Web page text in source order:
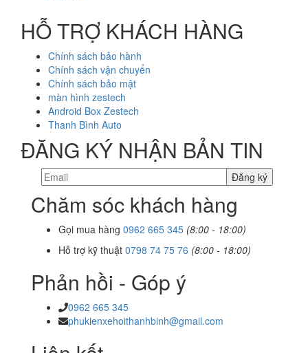
HỖ TRỢ KHÁCH HÀNG
Chính sách bảo hành
Chính sách vận chuyển
Chính sách bảo mật
màn hình zestech
Android Box Zestech
Thanh Bình Auto
ĐĂNG KÝ NHẬN BẢN TIN
Chăm sóc khách hàng
Gọi mua hàng 0962 665 345 (8:00 - 18:00)
Hỗ trợ kỹ thuật 0798 74 75 76 (8:00 - 18:00)
Phản hồi - Góp ý
0962 665 345
phukienxehoithanhbinh@gmail.com